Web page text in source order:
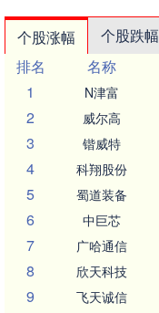
个股涨幅 个股跌幅
排名
名称
1
N津富
2 威尔高
3 锴威特
4 科翔股份
5 蜀道装备
6 中巨芯
7 广哈通信
8 欣天科技
9 飞天诚信